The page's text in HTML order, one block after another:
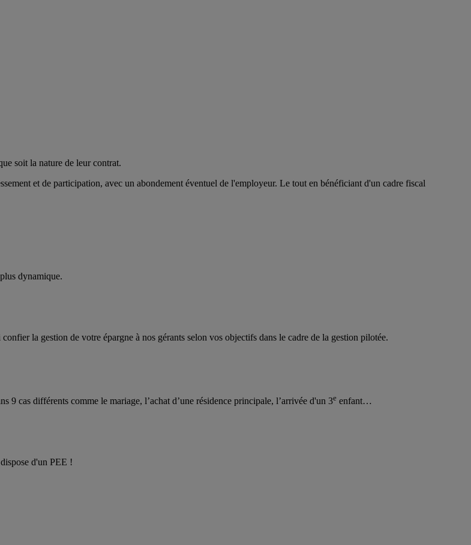
soit la nature de leur contrat.
et de participation, avec un abondement éventuel de l'employeur. Le tout en bénéficiant d'un cadre fiscal
dynamique.
la gestion de votre épargne à nos gérants selon vos objectifs dans le cadre de la gestion pilotée.
9 cas différents comme le mariage, l’achat d’une résidence principale, l’arrivée d'un 3e enfant…
d'un PEE !